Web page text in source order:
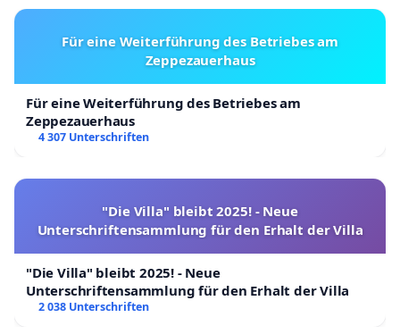
Für eine Weiterführung des Betriebes am
Zeppezauerhaus
Für eine Weiterführung des Betriebes am
Zeppezauerhaus
4 307 Unterschriften
"Die Villa" bleibt 2025! - Neue
Unterschriftensammlung für den Erhalt der Villa
"Die Villa" bleibt 2025! - Neue
Unterschriftensammlung für den Erhalt der Villa
2 038 Unterschriften